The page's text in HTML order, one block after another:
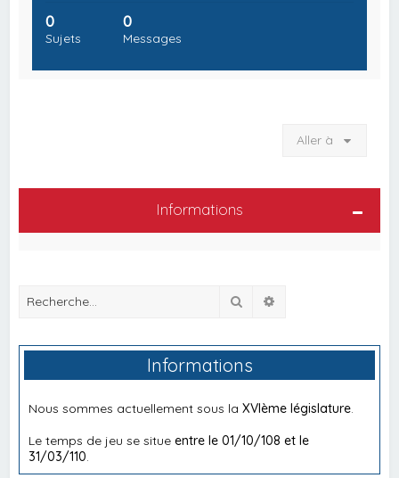
0
Sujets
0
Messages
Aller à
Informations
Rechercher
Informations
Nous sommes actuellement sous laXVIème législature
Le temps de jeu se situeentre le 01/10/108 et le
31/03/110